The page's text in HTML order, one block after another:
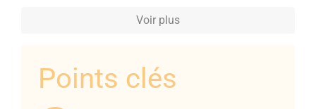
Voir plus
Points clés